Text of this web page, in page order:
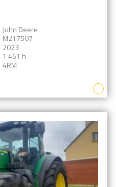
John Deere
M217507
2023
1 461 h
4RM